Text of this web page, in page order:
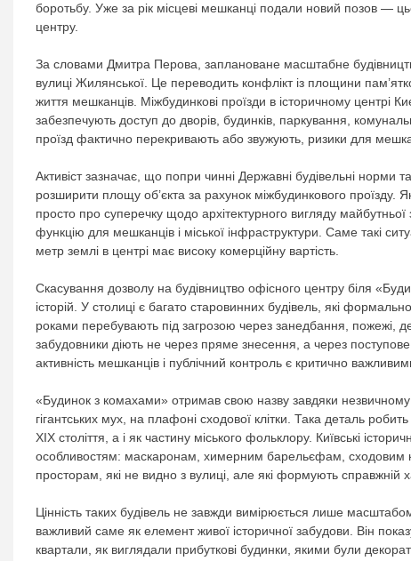
боротьбу. Уже за рік місцеві мешканці подали новий позов —
центру.
За словами Дмитра Перова, заплановане масштабне
вулиці Жилянської. Це переводить конфлікт із площини
життя мешканців. Міжбудинкові проїзди в історичному
забезпечують доступ до дворів, будинків, паркування,
проїзд фактично перекривають або звужують, ризики для
Активіст зазначає, що попри чинні Державні будівельні норми
розширити площу об’єкта за рахунок міжбудинкового проїзду.
просто про суперечку щодо архітектурного вигляду
функцію для мешканців і міської інфраструктури. Саме такі
метр землі в центрі має високу комерційну вартість.
Скасування дозволу на будівництво офісного центру біля
історій. У столиці є багато старовинних будівель, які
роками перебувають під загрозою через занедбання, пожежі,
забудовники діють не через пряме знесення, а через
активність мешканців і публічний контроль є критично
«Будинок з комахами» отримав свою назву завдяки
гігантських мух, на плафоні сходової клітки. Така деталь
ХІХ століття, а і як частину міського фольклору. Київські
особливостям: маскаронам, химерним барельєфам, сходовим
просторам, які не видно з вулиці, але які формують справжній
Цінність таких будівель не завжди вимірюється лише
важливий саме як елемент живої історичної забудови. Він
квартали, як виглядали прибуткові будинки, якими були